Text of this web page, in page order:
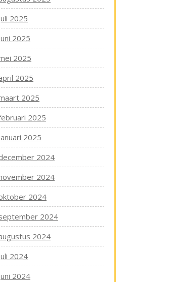
2025
2025
2025
2025
2025
2025
2025
2024
2024
2024
2024
2024
2024
2024